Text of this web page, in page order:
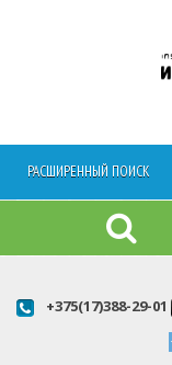
РАСШИРЕННЫЙ ПОИСК
+375(17)388-29-01